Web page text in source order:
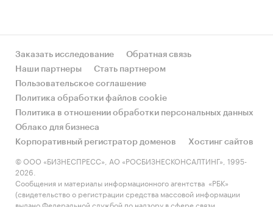
Заказать исследование
Обратная связь
Наши партнеры
Стать партнером
Пользовательское соглашение
Политика обработки файлов cookie
Политика в отношении обработки персональных данных
Облако для бизнеса
Корпоративный регистратор доменов
Хостинг сайтов
© ООО «БИЗНЕСПРЕСС», АО «РОСБИЗНЕСКОНСАЛТИНГ», 1995-
2026.
Сообщения и материалы информационного агентства «РБК»
(свидетельство о регистрации средства массовой информации
выдано Федеральной службой по надзору в сфере связи,